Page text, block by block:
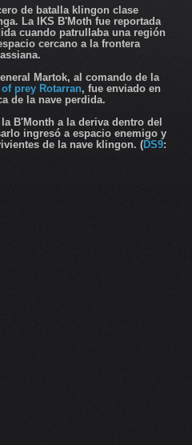
de batalla klingon clase
La IKS B'Moth fue reportada
cuando patrullaba una región
cercano a la frontera
Martok, al comando de la
prey Rotarran, fue enviado en
de la nave perdida.
B'Month a la deriva dentro del
ingresó a espacio enemigo y
de la nave klingon. (DS9: